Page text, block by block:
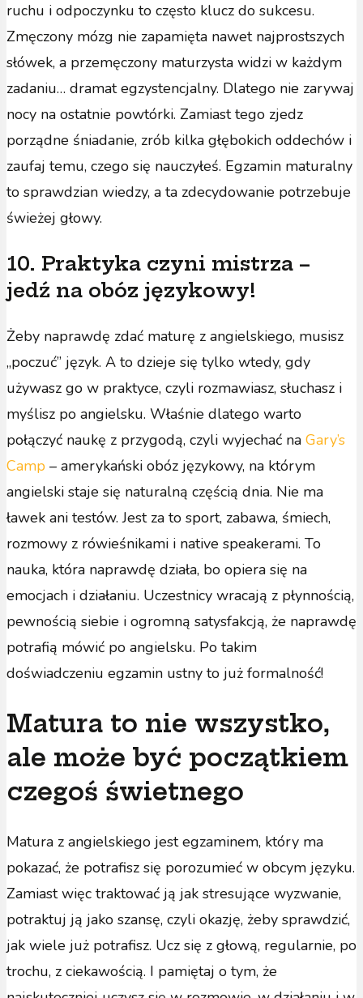
ruchu i odpoczynku to często klucz do sukcesu.
Zmęczony mózg nie zapamięta nawet najprostszych
słówek, a przemęczony maturzysta widzi w każdym
zadaniu… dramat egzystencjalny. Dlatego nie zarywaj
nocy na ostatnie powtórki. Zamiast tego zjedz
porządne śniadanie, zrób kilka głębokich oddechów i
zaufaj temu, czego się nauczyłeś. Egzamin maturalny
to sprawdzian wiedzy, a ta zdecydowanie potrzebuje
świeżej głowy.
10. Praktyka czyni mistrza –
jedź na obóz językowy!
Żeby naprawdę zdać maturę z angielskiego, musisz
„poczuć” język. A to dzieje się tylko wtedy, gdy
używasz go w praktyce, czyli rozmawiasz, słuchasz i
myślisz po angielsku. Właśnie dlatego warto
połączyć naukę z przygodą, czyli wyjechać na Gary’s
Camp – amerykański obóz językowy, na którym
angielski staje się naturalną częścią dnia. Nie ma
ławek ani testów. Jest za to sport, zabawa, śmiech,
rozmowy z rówieśnikami i native speakerami. To
nauka, która naprawdę działa, bo opiera się na
emocjach i działaniu. Uczestnicy wracają z płynnością,
pewnością siebie i ogromną satysfakcją, że naprawdę
potrafią mówić po angielsku. Po takim
doświadczeniu egzamin ustny to już formalność!
Matura to nie wszystko,
ale może być początkiem
czegoś świetnego
Matura z angielskiego jest egzaminem, który ma
pokazać, że potrafisz się porozumieć w obcym języku.
Zamiast więc traktować ją jak stresujące wyzwanie,
potraktuj ją jako szansę, czyli okazję, żeby sprawdzić,
jak wiele już potrafisz. Ucz się z głową, regularnie, po
trochu, z ciekawością. I pamiętaj o tym, że